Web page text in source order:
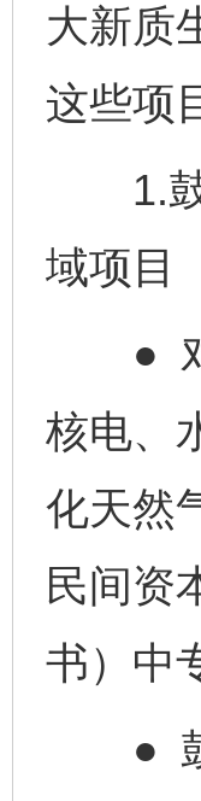
大新质
这些项
1.鼓
域项目
● 对
核电、
化天然
民间资
书）中
● 鼓